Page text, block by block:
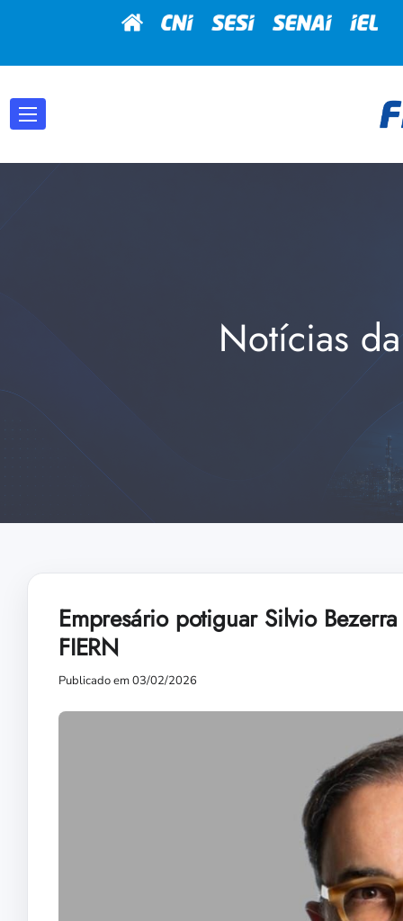
Notícias
Empresário potiguar Silvio
FIERN
Publicado em 03/02/2026